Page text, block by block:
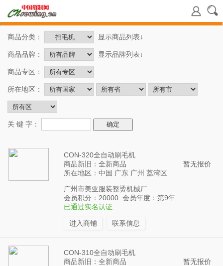
商品分类： 显示商品列表↓
商品品牌： 显示品牌列表↓
商品专区：
所在地区：
关 键 字：
CON-320全自动刷毛机
商品新旧：全新商品
所在地区：中国 广东 广州 荔湾区
暂无报价
广州市美亚服装整烫机械厂
会员积分：20000 会员年度：第9年
已通过实名认证
进入商铺 联系信息
CON-310全自动刷毛机
商品新旧：全新商品
暂无报价